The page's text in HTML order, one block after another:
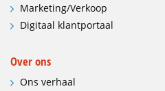
Marketing/Verkoop
Digitaal klantportaal
Over ons
Ons verhaal